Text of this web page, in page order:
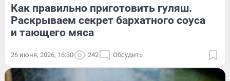
Как правильно приготовить гуляш.
Раскрываем секрет бархатного соуса
и тающего мяса
26 июня, 2026, 16:30 242 Обсудить